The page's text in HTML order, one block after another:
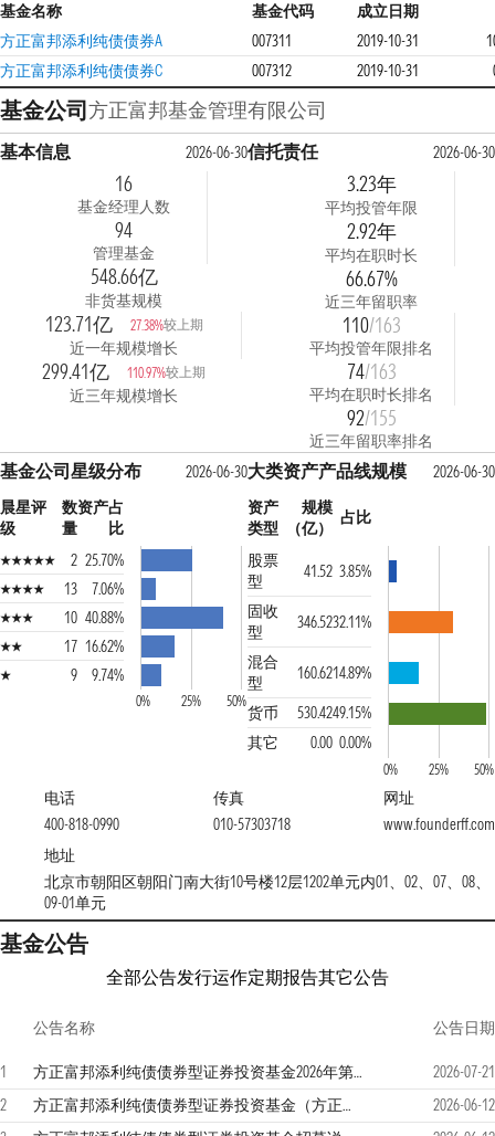
基金名称 基金代码
成立日期
方正富邦添利纯债债券A
007311 2019-10-31
方正富邦添利纯债债券C
007312 2019-10-31
基金公司方正富邦基金管理有限公司
基本信息 2026-06-30
16
基金经理人数
94
管理基金
548.66亿
非货基规模
123.71亿 27.38%较上期
近一年规模增长
299.41亿 110.97%较上期
近三年规模增长
信托责任 2026-06-30
3.23年
平均投管年限
2.92年
平均在职时长
66.67%
近三年留职率
110/163
平均投管年限排名
74/163
平均在职时长排名
92/155
近三年留职率排名
基金公司星级分布
2026-06-30
晨星评
级
数
量
资产占
比
2 25.70%
13
7.06%
10 40.88%
17 16.62%
9
9.74%
0% 25% 50%
大类资产产品线规模
2026-06-30
资产
类型
规模
（亿）
占比
股票
型
41.52 3.85%
固收
型
346.5232.11%
混合
型
160.6214.89%
货币
530.4249.15%
其它
0.00 0.00%
0% 25% 50%
电话
400-818-0990
传真
010-57303718
网址
www.founderff.com
地址
北京市朝阳区朝阳门南大街10号楼12层1202单元内01、02、07、08、
09-01单元
基金公告
全部公告发行运作定期报告其它公告
公告名称 公告日期
1 方正富邦添利纯债债券型证券投资基金2026年第二季度报告
2026-07-21
2
方正富邦添利纯债债券型证券投资基金（方正富邦添利纯债C份额）基金产品资料概要（更新）
2026-06-12